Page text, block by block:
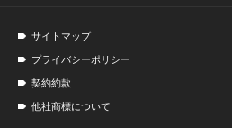
サイトマップ
プライバシーポリシー
契約約款
他社商標について